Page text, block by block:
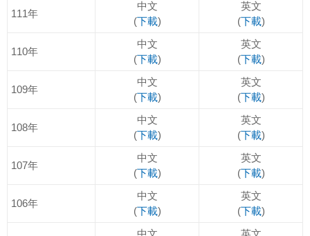
111年
中文
(下載)
英文
(下載)
110年
中文
(下載)
英文
(下載)
109年
中文
(下載)
英文
(下載)
108年
中文
(下載)
英文
(下載)
107年
中文
(下載)
英文
(下載)
106年
中文
(下載)
英文
(下載)
中文
英文